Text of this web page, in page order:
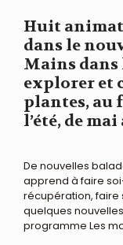
Huit
dans le
Mains dans
explorer et
plantes, au
l’été, de
De nouvelles
apprend à faire
récupération, faire
quelques
programme Les